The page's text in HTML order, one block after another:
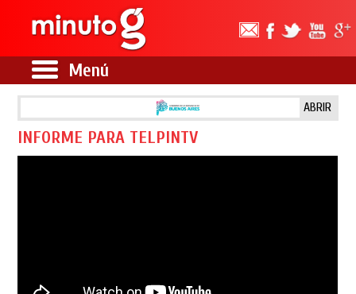
Menú
ABRIR
INFORME PARA TELPINTV